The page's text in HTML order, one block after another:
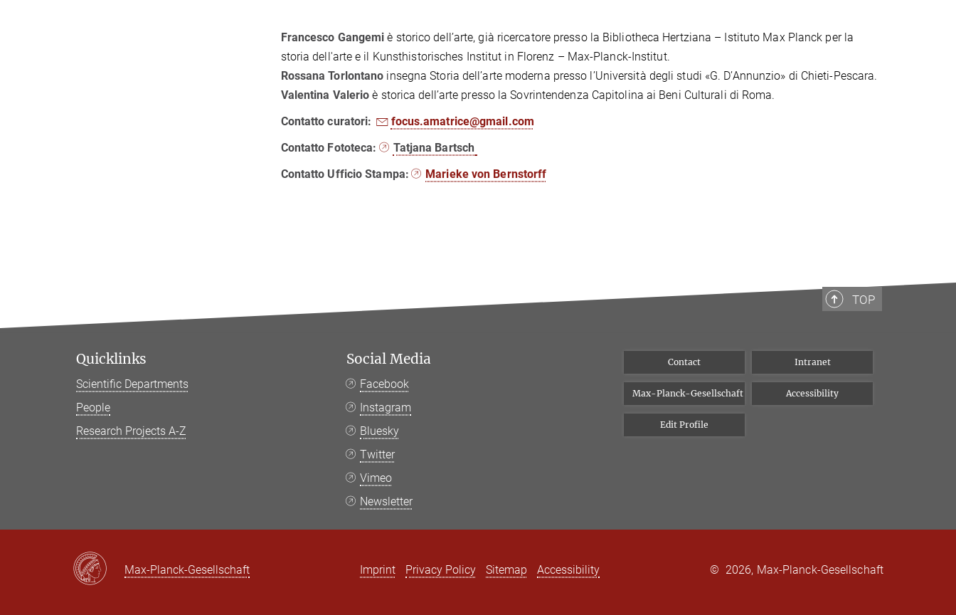
Francesco Gangemi è storico dell’arte, già ricercatore presso la Bibliotheca Hertziana – Istituto Max Planck per la
storia dell'arte e il Kunsthistorisches Institut in Florenz – Max-Planck-Institut.
Rossana Torlontano insegna Storia dell’arte moderna presso l’Università degli studi «G. D’Annunzio» di Chieti-Pescara.
Valentina Valerio è storica dell’arte presso la Sovrintendenza Capitolina ai Beni Culturali di Roma.
Contatto curatori:
focus.amatrice@gmail.com
Contatto Fototeca:
Tatjana Bartsch
Contatto Ufficio Stampa:
Marieke von Bernstorff
TOP
Quicklinks
Scientific Departments
People
Research Projects A-Z
Social Media
Facebook
Instagram
Bluesky
Twitter
Vimeo
Newsletter
Contact Intranet
Max-Planck-Gesellschaft Accessibility
Edit Profile
Max-Planck-Gesellschaft Imprint Privacy Policy Sitemap Accessibility © 2026, Max-Planck-Gesellschaft